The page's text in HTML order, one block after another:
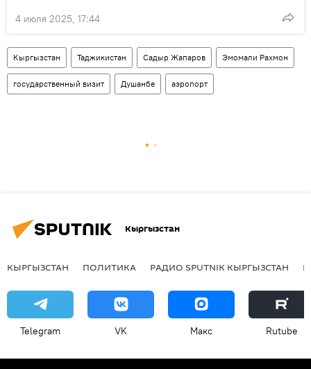
4 июля 2025, 17:44
Кыргызстан Таджикистан Садыр Жапаров Эмомали Рахмон
государственный визит Душанбе аэропорт
Кыргызстан
КЫРГЫЗСТАН ПОЛИТИКА РАДИО SPUTNIK КЫРГЫЗСТАН
Telegram VK Макс Rutube